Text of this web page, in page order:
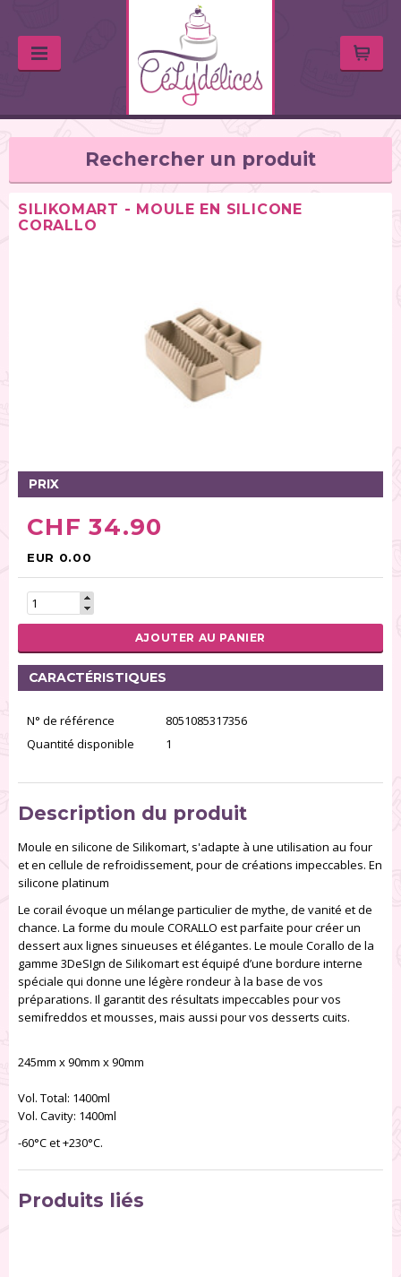
Rechercher un produit
Poches à douille et bouteilles (62)
Spatules / ustensiles (90)
Rouleaux (18)
Emporte-pièces (167)
Bordures à gâteaux (35)
Outils pour pâte à sucre (86)
Presses à textures (26)
RÉINITIALISER LA RECHERCHE
SILIKOMART - MOULE EN SILICONE
CORALLO
PRIX
CHF 34.90
EUR 0.00
AJOUTER AU PANIER
CARACTÉRISTIQUES
N° de référence
8051085317356
Quantité disponible
1
Description du produit
Moule en silicone de Silikomart, s'adapte à une utilisation au four
et en cellule de refroidissement, pour de créations impeccables. En
silicone platinum
Le corail évoque un mélange particulier de mythe, de vanité et de
chance. La forme du moule CORALLO est parfaite pour créer un
dessert aux lignes sinueuses et élégantes. Le moule Corallo de la
gamme 3DeSIgn de Silikomart est équipé d’une bordure interne
spéciale qui donne une légère rondeur à la base de vos
préparations. Il garantit des résultats impeccables pour vos
semifreddos et mousses, mais aussi pour vos desserts cuits.
245mm x 90mm x 90mm
Vol. Total: 1400ml
Vol. Cavity: 1400ml
-60°C et +230°C.
Produits liés